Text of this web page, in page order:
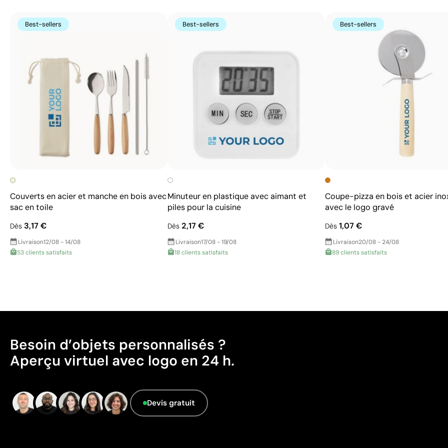
Possibilité d’impression avec couleurs Pantone®
Permet l’impression sur surfaces incurvées et
irrégulières
Bonne définition des textes et logos
Prix compétitifs pour les grandes quantités
Best-sellers
Couverts en acier et manche en bois avec
sac en toile
Dès 3,17 €
Livraison12/08 - 14/08
53 clients satisfaits
Best-sellers
Minuteur en plastique avec aimant et
piles pour la cuisine
Dès2,17 €
Livraison17/08 - 19/08
18 clients satisfaits
Best-sellers
Coupe-pizza en bois et acier
avec le logo gravé
Dès1,07 €
Livraison20/08 - 24/08
89 clients satisfaits
Besoin d’objets personnalisés ?
Aperçu virtuel avec logo en 24 h.
Devis gratuit